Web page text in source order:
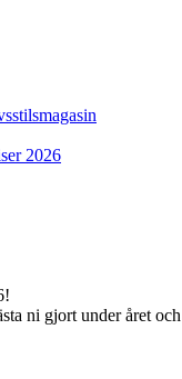
2026
ni gjort under året